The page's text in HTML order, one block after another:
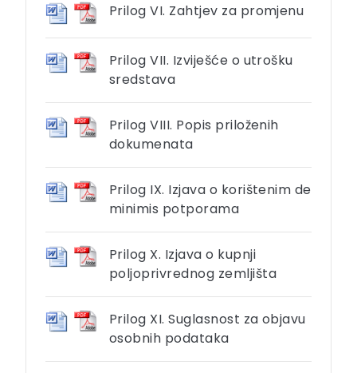
Prilog VI. Zahtjev za promjenu
Prilog VII. Izviješće o utrošku
sredstava
Prilog VIII. Popis priloženih
dokumenata
Prilog IX. Izjava o korištenim de
minimis potporama
Prilog X. Izjava o kupnji
poljoprivrednog zemljišta
Prilog XI. Suglasnost za objavu
osobnih podataka